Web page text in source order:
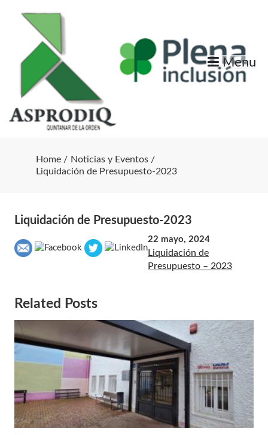
Menu
Home
Noticias y Eventos
Liquidación de Presupuesto-2023
Liquidación de Presupuesto-2023
22 mayo, 2024
Liquidación de
Presupuesto – 2023
Related Posts